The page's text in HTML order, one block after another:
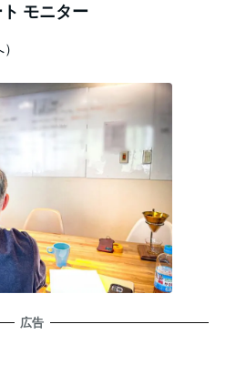
モニター
広告